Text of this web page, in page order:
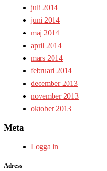
juli 2014
juni 2014
maj 2014
april 2014
mars 2014
februari 2014
december 2013
november 2013
oktober 2013
Meta
Logga in
Adress